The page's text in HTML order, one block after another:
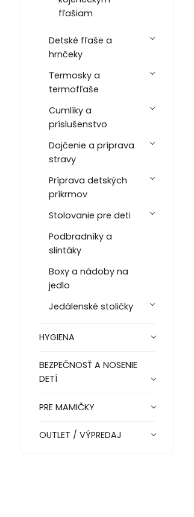
fľašiam
Detské fľaše a
hrnčeky
Termosky a
termofľaše
Cumlíky a
príslušenstvo
Dojčenie a príprava
stravy
Príprava detských
príkrmov
Stolovanie pre deti
Podbradníky a
slintáky
Boxy a nádoby na
jedlo
Jedálenské stoličky
HYGIENA
BEZPEČNOSŤ A NOSENIE
DETÍ
PRE MAMIČKY
OUTLET / VÝPREDAJ